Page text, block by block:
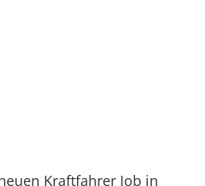
Kraftfahrer Job in